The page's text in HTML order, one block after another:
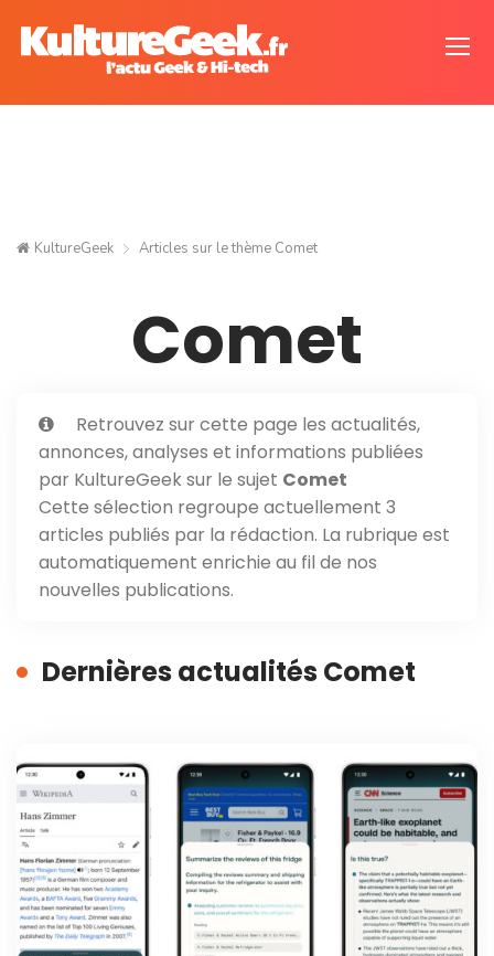
KultureGeek Articles sur le thème Comet
Comet
Retrouvez sur cette page les actualités,
annonces, analyses et informations publiées
par KultureGeek sur le sujet Comet
Cette sélection regroupe actuellement 3
articles publiés par la rédaction. La rubrique est
automatiquement enrichie au fil de nos
nouvelles publications.
Dernières actualités Comet